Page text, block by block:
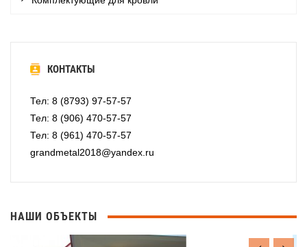
КОНТАКТЫ
Тел: 8 (8793) 97-57-57
Тел: 8 (906) 470-57-57
Тел: 8 (961) 470-57-57
grandmetal2018@yandex.ru
НАШИ ОБЪЕКТЫ